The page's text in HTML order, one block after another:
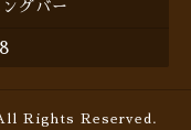
グバー
Rights Reserved.